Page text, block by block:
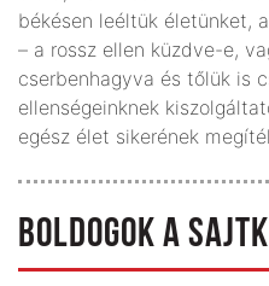
békésen leéltük életünket,
– a rossz ellen küzdve-e,
cserbenhagyva és tőlük is
ellenségeinknek
egész élet sikerének
BOLDOGOK A